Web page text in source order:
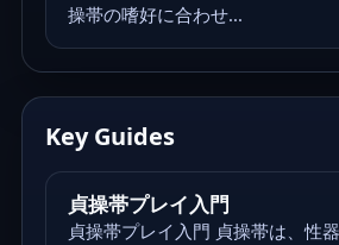
操帯の嗜好に合わせ...
Key Guides
貞操帯プレイ入門
貞操帯プレイ入門 貞操帯は、性